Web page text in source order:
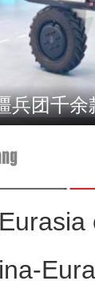
火焰山
兵团千